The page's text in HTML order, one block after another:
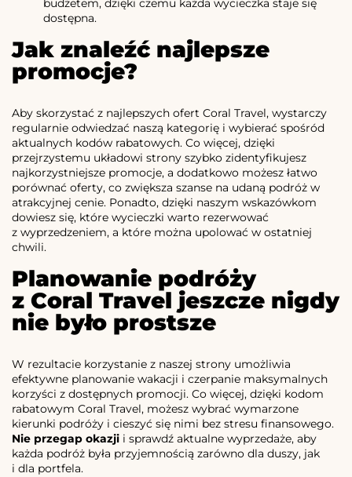
budżetem, dzięki czemu każda wycieczka staje się
dostępna.
Jak znaleźć najlepsze
promocje?
Aby skorzystać z najlepszych ofert Coral Travel, wystarczy
regularnie odwiedzać naszą kategorię i wybierać spośród
aktualnych kodów rabatowych. Co więcej, dzięki
przejrzystemu układowi strony szybko zidentyfikujesz
najkorzystniejsze promocje, a dodatkowo możesz łatwo
porównać oferty, co zwiększa szanse na udaną podróż w
atrakcyjnej cenie. Ponadto, dzięki naszym wskazówkom
dowiesz się, które wycieczki warto rezerwować
z wyprzedzeniem, a które można upolować w ostatniej
chwili.
Planowanie podróży
z Coral Travel jeszcze nigdy
nie było prostsze
W rezultacie korzystanie z naszej strony umożliwia
efektywne planowanie wakacji i czerpanie maksymalnych
korzyści z dostępnych promocji. Co więcej, dzięki kodom
rabatowym Coral Travel, możesz wybrać wymarzone
kierunki podróży i cieszyć się nimi bez stresu finansowego.
Nie przegap okazji i sprawdź aktualne wyprzedaże, aby
każda podróż była przyjemnością zarówno dla duszy, jak
i dla portfela.